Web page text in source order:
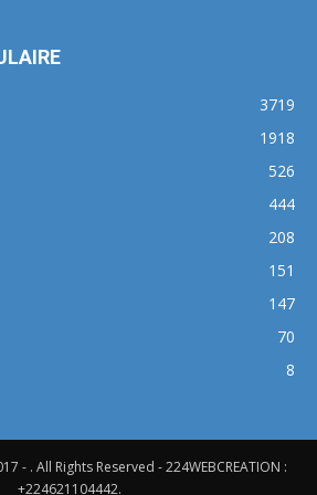
3719
1918
526
444
208
151
147
70
8
- . All Rights Reserved - 224WEBCREATION :
+224621104442.